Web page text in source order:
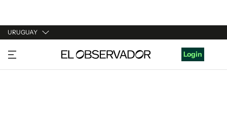
URUGUAY
URUGUAY
ARGENTINA
Login